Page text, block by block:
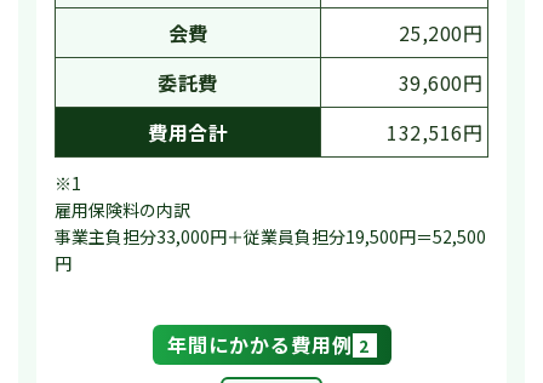
会費
25,200円
委託費
39,600円
費用合計
132,516円
※1
雇用保険料の内訳
事業主負担分33,000円＋従業員負担分19,500円＝52,500
円
年間にかかる費用例 2